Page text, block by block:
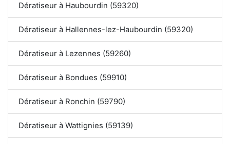
Dératiseur à Haubourdin (59320)
Dératiseur à Hallennes-lez-Haubourdin (59320)
Dératiseur à Lezennes (59260)
Dératiseur à Bondues (59910)
Dératiseur à Ronchin (59790)
Dératiseur à Wattignies (59139)